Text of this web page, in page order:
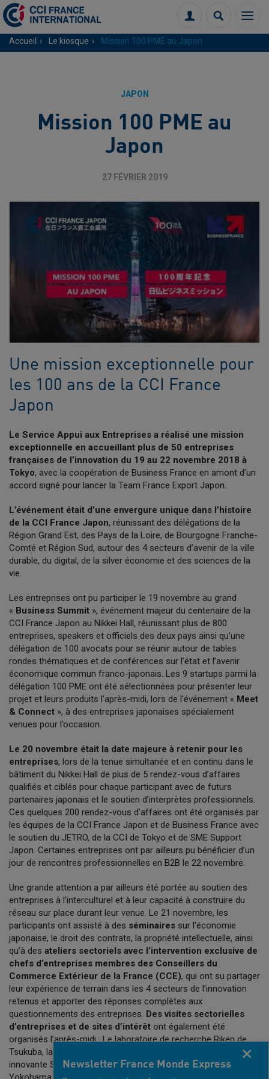
Menu
Connexion
Accueil Le kiosque Mission 100 PME au Japon
JAPON
Mission 100 PME au
Japon
27 FÉVRIER 2019
Une mission exceptionnelle pour
les 100 ans de la CCI France
Japon
Le Service Appui aux Entreprises a réalisé une mission
exceptionnelle en accueillant plus de 50 entreprises
françaises de l’innovation du 19 au 22 novembre 2018 à
Tokyo, avec la coopération de Business France en amont d’un
accord signé pour lancer la Team France Export Japon.
L’événement était d’une envergure unique dans l’histoire
de la CCI France Japon, réunissant des délégations de la
Région Grand Est, des Pays de la Loire, de Bourgogne Franche-
Comté et Région Sud, autour des 4 secteurs d’avenir de la ville
durable, du digital, de la silver économie et des sciences de la
vie.
Les entreprises ont pu participer le 19 novembre au grand
« Business Summit », événement majeur du centenaire de la
CCI France Japon au Nikkei Hall, réunissant plus de 800
entreprises, speakers et officiels des deux pays ainsi qu’une
délégation de 100 avocats pour se réunir autour de tables
rondes thématiques et de conférences sur l’état et l’avenir
économique commun franco-japonais. Les 9 startups parmi la
délégation 100 PME ont été sélectionnées pour présenter leur
projet et leurs produits l’après-midi, lors de l’événement « Meet
& Connect », à des entreprises japonaises spécialement
venues pour l’occasion.
Le 20 novembre était la date majeure à retenir pour les
entreprises, lors de la tenue simultanée et en continu dans le
bâtiment du Nikkei Hall de plus de 5 rendez-vous d’affaires
qualifiés et ciblés pour chaque participant avec de futurs
partenaires japonais et le soutien d’interprètes professionnels.
Ces quelques 200 rendez-vous d’affaires ont été organisés par
les équipes de la CCI France Japon et de Business France avec
le soutien du JETRO, de la CCI de Tokyo et de SME Support
Japon. Certaines entreprises ont par ailleurs pu bénéficier d’un
jour de rencontres professionnelles en B2B le 22 novembre.
Une grande attention a par ailleurs été portée au soutien des
entreprises à l’interculturel et à leur capacité à construire du
réseau sur place durant leur venue. Le 21 novembre, les
participants ont assisté à des séminaires sur l’économie
japonaise, le droit des contrats, la propriété intellectuelle, ainsi
qu’à des ateliers sectoriels avec l’intervention exclusive de
chefs d’entreprises membres des Conseillers du
Commerce Extérieur de la France (CCE), qui ont su partager
leur expérience de terrain dans les 4 secteurs de l’innovation
retenus et apporter des réponses complètes aux
questionnements des entreprises. Des visites sectorielles
d’entreprises et de sites d’intérêt ont également été
organisés l’après-midi : Le laboratoire de recherche Riken de
Tsukuba, la « Future station » de Docomo, la maison de retraite
innovante SECOM « Alive Care » ou le projet de ville durable de
Newsletter France Monde Express